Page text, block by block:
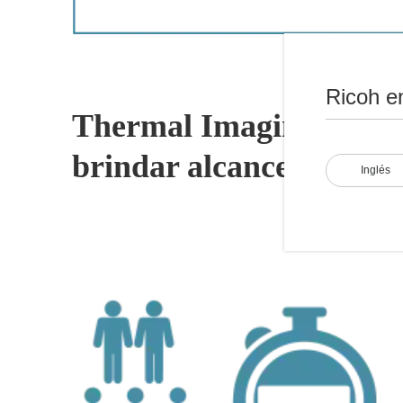
Ricoh
Inglés
Thermal Imaging de
brindar alcance de